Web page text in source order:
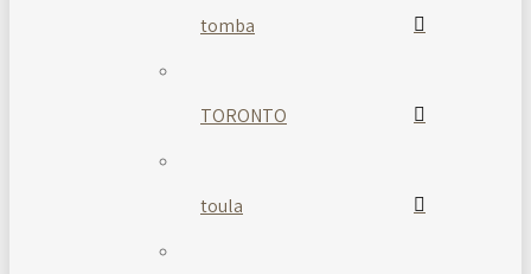
tomba
TORONTO
toula